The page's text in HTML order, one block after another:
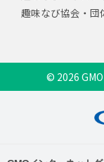
趣味なび協会・団
© 2026